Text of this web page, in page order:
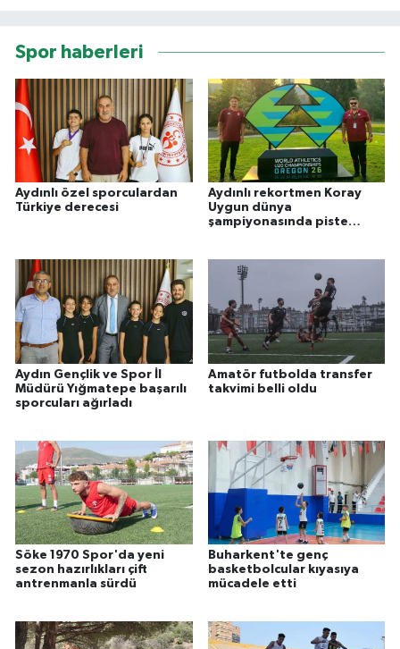
Spor haberleri
Aydınlı özel sporculardan
Türkiye derecesi
Aydınlı rekortmen Koray
Uygun dünya
şampiyonasında piste
Aydın Gençlik ve Spor İl
Müdürü Yığmatepe başarılı
sporcuları ağırladı
Amatör futbolda transfer
takvimi belli oldu
Söke 1970 Spor'da yeni
sezon hazırlıkları çift
antrenmanla sürdü
Buharkent'te genç
basketbolcular kıyasıya
mücadele etti